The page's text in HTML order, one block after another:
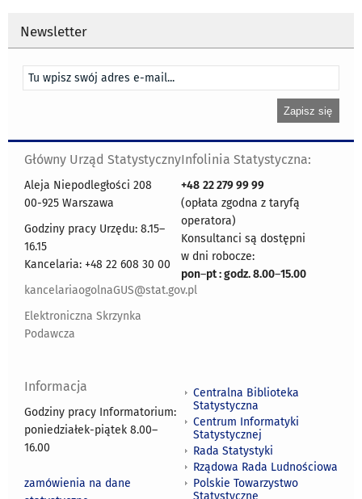
Newsletter
Główny Urząd Statystyczny
Aleja Niepodległości 208
00-925 Warszawa
Godziny pracy Urzędu: 8.15–
16.15
Kancelaria: +48 22 608 30 00
kancelariaogolnaGUS@stat.gov.pl
Elektroniczna Skrzynka
Podawcza
Infolinia Statystyczna:
+48 22 279 99 99
(opłata zgodna z taryfą
operatora)
Konsultanci są dostępni
w dni robocze:
pon–pt : godz. 8.00–15.00
Informacja
Godziny pracy Informatorium:
poniedziałek-piątek 8.00–
16.00
zamówienia na dane
Centralna Biblioteka
Statystyczna
Centrum Informatyki
Statystycznej
Rada Statystyki
Rządowa Rada Ludnościowa
Polskie Towarzystwo
Statystyczne